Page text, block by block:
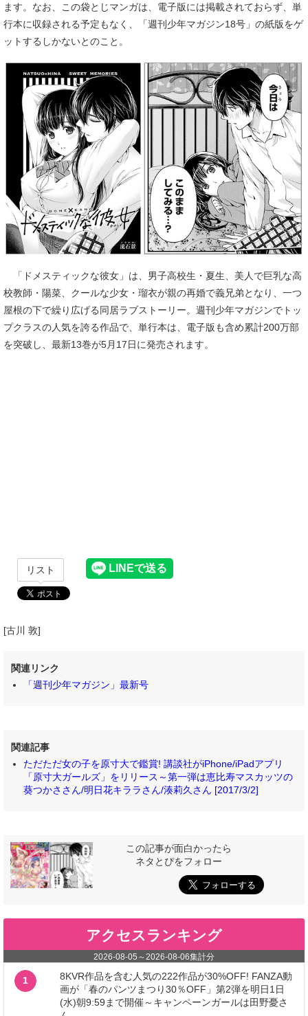
ます。なお、この袋とじマンガは、電子版には掲載されておらず、単
行本に収録される予定もなく、「週刊少年マガジン18号」の紙版をゲ
ットするしかないとのこと。
「ドメスティックな彼女」は、男子高校生・夏生、美人で巨乳な高
校教師・陽菜、クールな少女・瑠衣が親の再婚で義兄弟となり、一つ
屋根の下で繰り広げる同居ラブストーリー。週刊少年マガジンでトッ
プクラスの人気を誇る作品で、単行本は、電子版も含め累計200万部
を突破し、最新13巻が5月17日に発売されます。
リスト
[古川 敦]
関連リンク
「週刊少年マガジン」最新号
関連記事
ただただ女の子を原寸大で鑑賞! 講談社がiPhone/iPadアプリ
「原寸大ガールズ」をリリース～第一弾は恵比寿マスカッツの
葵つかささん/明日花キララさん/湊莉久さん [2017/3/2]
この記事が面白かったら
ネタとぴをフォロー
アクセスランキング
2026-08-05 ～ 2026-08-06集計分
1
8KVR作品を含む人気の222作品が30%OFF! FANZA動
画が「春のパンツまつり30％OFF」第2弾を明日1日
(水)朝9:59まで開催～キャンペーンガールは田野憂さ